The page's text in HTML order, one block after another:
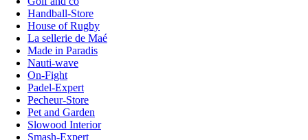
Handball-Store
House of Rugby
La sellerie de Maé
Made in Paradis
Nauti-wave
On-Fight
Padel-Expert
Pecheur-Store
Pet and Garden
Slowood Interior
Smash-Expert